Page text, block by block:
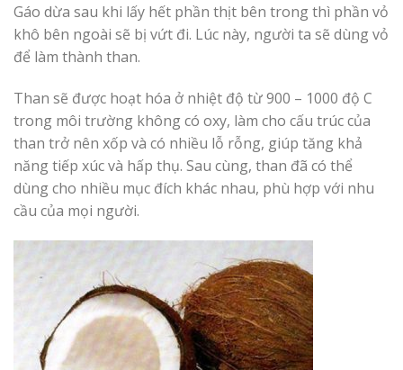
Gáo dừa sau khi lấy hết phần thịt bên trong thì phần vỏ
khô bên ngoài sẽ bị vứt đi. Lúc này, người ta sẽ dùng vỏ
để làm thành than.
Than sẽ được hoạt hóa ở nhiệt độ từ 900 – 1000 độ C
trong môi trường không có oxy, làm cho cấu trúc của
than trở nên xốp và có nhiều lỗ rỗng, giúp tăng khả
năng tiếp xúc và hấp thụ. Sau cùng, than đã có thể
dùng cho nhiều mục đích khác nhau, phù hợp với nhu
cầu của mọi người.